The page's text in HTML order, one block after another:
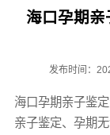
海口孕期亲
发布时间：
海口孕期亲子鉴定
亲子鉴定、孕期